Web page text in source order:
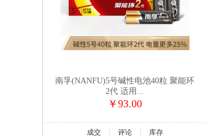
南孚(NANFU)5号碱性电池40粒 聚能环
2代 适用...
￥93.00
成交
评论
库存